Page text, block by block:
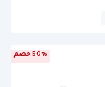
50% خصم